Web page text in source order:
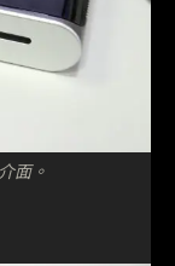
面。